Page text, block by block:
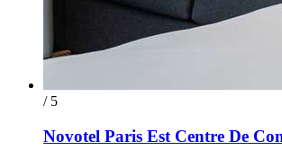
/ 5
Novotel Paris Est Centre De